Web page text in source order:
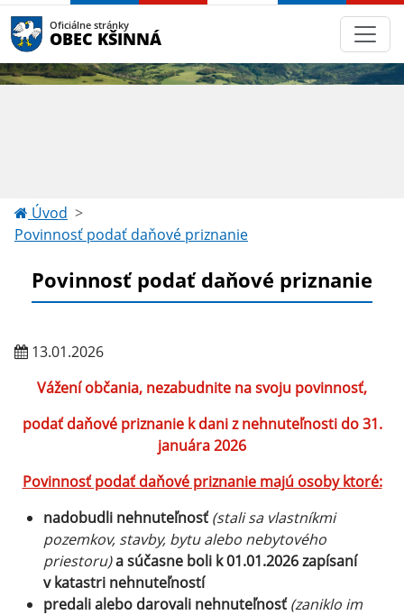
Oficiálne stránky
OBEC KŠINNÁ
Úvod
Povinnosť podať daňové priznanie
Povinnosť podať daňové priznanie
13.01.2026
Vážení občania, nezabudnite na svoju povinnosť,
podať daňové priznanie k dani z nehnuteľnosti do 31.
januára 2026
Povinnosť podať daňové priznanie majú osoby ktoré:
nadobudli nehnuteľnosť (stali sa vlastníkmi
pozemkov, stavby, bytu alebo nebytového
priestoru)a súčasne boli k 01.01.2026 zapísaní
v katastri nehnuteľností
predali alebo darovali nehnuteľnosť(zaniklo im